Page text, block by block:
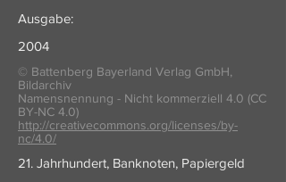
Ausgabe:
2004
© Battenberg Bayerland Verlag GmbH,
Bildarchiv
Namensnennung - Nicht kommerziell 4.0 (CC
BY-NC 4.0)
http://creativecommons.org/licenses/by-
nc/4.0/
21. Jahrhundert, Banknoten, Papiergeld